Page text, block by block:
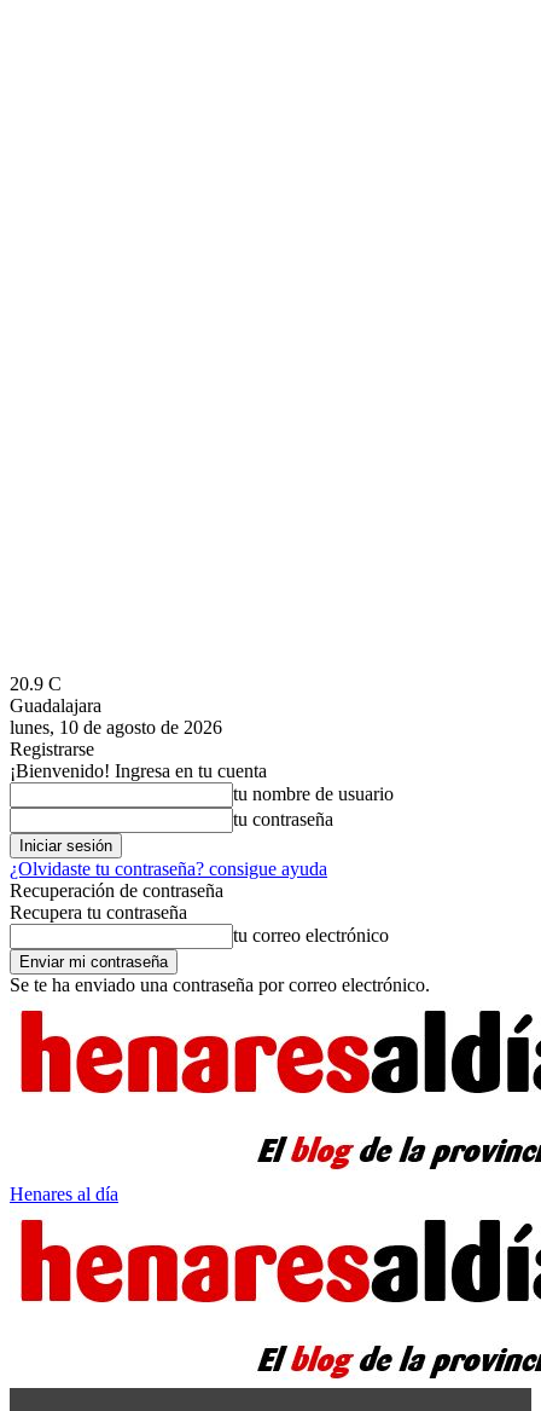
20.9 C
Guadalajara
lunes, 10 de agosto de 2026
Registrarse
¡Bienvenido! Ingresa en tu cuenta
tu nombre de usuario
tu contraseña
¿Olvidaste tu contraseña? consigue ayuda
Recuperación de contraseña
Recupera tu contraseña
tu correo electrónico
Se te ha enviado una contraseña por correo electrónico.
Henares al día